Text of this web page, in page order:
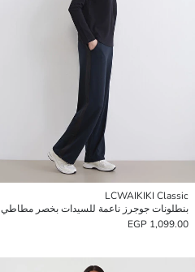
LCWAIKIKI Classic
بنطلونات جوجرز ناعمة للسيدات بخصر مطاطي
1,099.00 EGP